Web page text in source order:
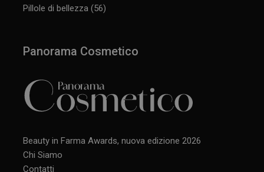
Pillole di bellezza (56)
Panorama Cosmetico
Beauty in Farma Awards, nuova edizione 2026
Chi Siamo
Contatti